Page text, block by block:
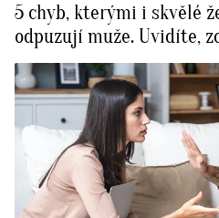
5 chyb, kterými i skvělé
odpuzují muže. Uvidíte,